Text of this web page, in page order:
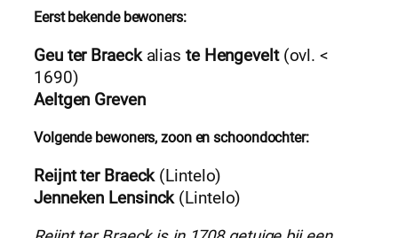
Eerst bekende bewoners:
Geu ter Braeckalias te Hengevelt(ovl. <
1690)
Aeltgen Greven
Volgende bewoners, zoon en schoondochter:
Reijnt ter Braeck(Lintelo)
Jenneken Lensinck(Lintelo)